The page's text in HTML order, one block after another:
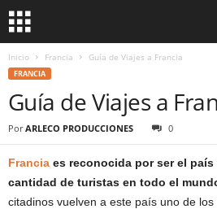
Inicio Francia Guía de Viajes a Francia
FRANCIA
Guía de Viajes a
Por ARLECO PRODUCCIONES 0
Francia es reconocida por ser el
cantidad de turistas en todo el
citadinos vuelven a este país uno de